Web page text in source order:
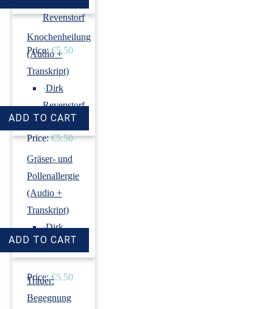
Revenstorf
Price: €5.50
Knochenheilung
(Audio +
Transkript)
›Dirk
Revenstorf
Price: €5.50
Gräser- und
Pollenallergie
(Audio +
Transkript)
›Dirk
Revenstorf
Price: €5.50
Trauer:
Begegnung